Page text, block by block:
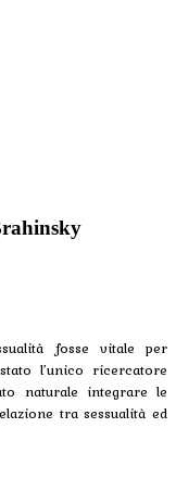
fosse vitale per
l’unico ricercatore
naturale integrare le
tra sessualità ed